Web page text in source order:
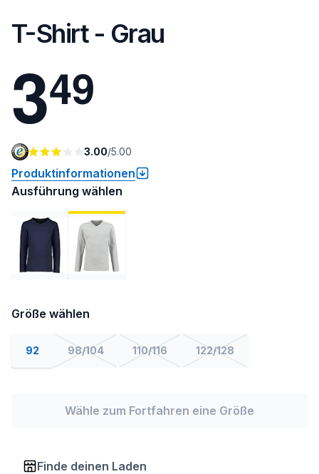
T-Shirt - Grau
349
3.00/5.00
Produktinformationen
Ausführung wählen
Größe wählen
92 98/104 110/116 122/128
Wähle zum Fortfahren eine Größe
Finde deinen Laden